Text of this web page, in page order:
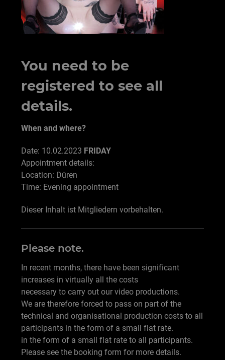
You need to be
registered to see all
details.
When and where?
Date: 10.02.2023 FRIDAY
Appointment details:
Location: Düren
Time: Evening appointment
Dieser Inhalt ist Mitgliedern vorbehalten.
Please note.
In recent months, there have been significant
increases in virtually all the costs
necessary to carry out our video productions.
We are therefore forced to pass on part of the
technical and organisational production costs to all
participants in the form of a small flat rate.
in the form of a small flat rate to all participants.
Please see the booking form for more details.